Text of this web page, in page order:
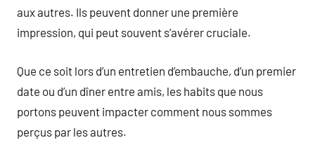
aux autres. Ils peuvent donner une première
impression, qui peut souvent s’avérer cruciale.
Que ce soit lors d’un entretien d’embauche, d’un premier
date ou d’un dîner entre amis, les habits que nous
portons peuvent impacter comment nous sommes
perçus par les autres.